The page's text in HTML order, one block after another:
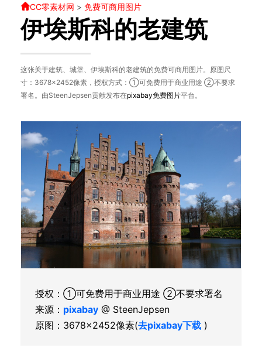
CC零素材网 > 免费可商用图片
伊埃斯科的老建筑
这张关于建筑、城堡、伊埃斯科的老建筑的免费可商用图片。原图尺
寸：3678×2452像素，授权方式：①可免费用于商业用途 ②不要求
署名。由SteenJepsen贡献发布在pixabay免费图片平台。
授权：①可免费用于商业用途 ②不要求署名
来源： pixabay @ SteenJepsen
原图：3678×2452像素(去pixabay下载 )